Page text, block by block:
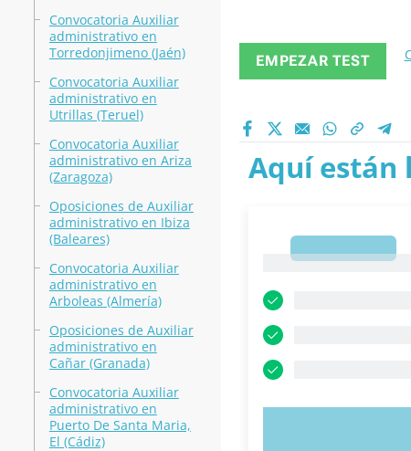
Convocatoria Auxiliar
administrativo en
Torredonjimeno (Jaén)
Convocatoria Auxiliar
administrativo en
Utrillas (Teruel)
Convocatoria Auxiliar
administrativo en Ariza
(Zaragoza)
Oposiciones de Auxiliar
administrativo en Ibiza
(Baleares)
Convocatoria Auxiliar
administrativo en
Arboleas (Almería)
Oposiciones de Auxiliar
administrativo en
Cañar (Granada)
Convocatoria Auxiliar
administrativo en
Puerto De Santa Maria,
El (Cádiz)
EMPEZAR TEST
Aquí están